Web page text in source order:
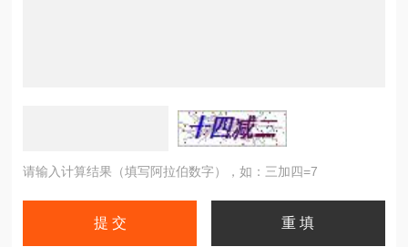
请输入计算结果（填写阿拉伯数字），如：三加四=7